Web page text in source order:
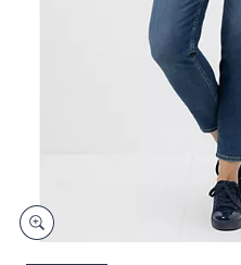
links
bzw.